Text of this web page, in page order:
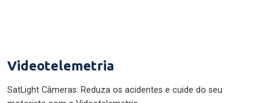
Videotelemetria
SatLight Câmeras: Reduza os acidentes e cuide do seu